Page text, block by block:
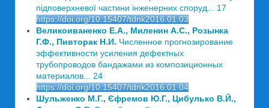
підповерхневої частини інженерних споруд... 17
https://doi.org/10.15407/tdnk2016.01.03
Великоиваненко Е.А., Миленин А.С., Розынка
Г.Ф., Пивторак Н.И. Численное прогнозирование
эффективности усиления дефектных
трубопроводов бандажами из композиционных
материалов... 24
https://doi.org/10.15407/tdnk2016.01.04
Шульженко М.Г., Єфремов Ю.Г., Цибулько В.Й.,